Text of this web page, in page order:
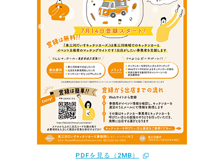
PDFを見る（2MB）